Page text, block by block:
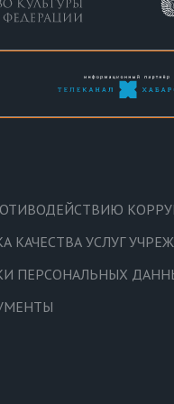
КАЧЕСТВА УСЛУГ
ПЕРСОНАЛЬНЫХ